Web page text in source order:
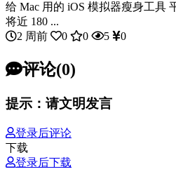
给 Mac 用的 iOS 模拟器瘦身工具
将近 180 ...
2 周前
0 0 5 0
评论(0)
提示：请文明发言
登录后评论
下载
登录后下载